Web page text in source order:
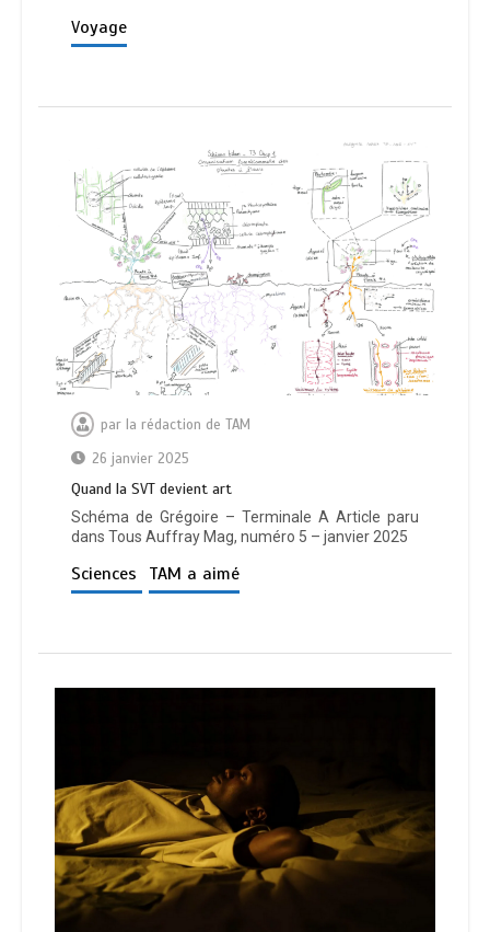
Voyage
par la rédaction de TAM
26 janvier 2025
Quand la SVT devient art
Schéma de Grégoire – Terminale A Article paru
dans Tous Auffray Mag, numéro 5 – janvier 2025
Sciences TAM a aimé